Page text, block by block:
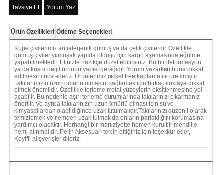
Tavsiye Et Yorum Yaz
Ürün Özellikleri Ödeme Seçenekleri
Küpe çivilerimiz antialerjenik gümüş ya da çelik çivilerdir. Özellikle
gümüş çiviler yumuşak yapıda olduğu için kargo aşamasında eğrilme
yapabilmektedir. Elinizle nazikçe düzeltebilirsiniz. Bu bir deformasyon
ya da kusur değil ürünün yapısı gereğidir. Yorum yazarken buna dikkat
edilmesini rica ederiz. Ürünlerimiz nickel free kaplama ile üretilmiştir.
Takılarımızın uzun ömürlü olmasını sağlamak için birkaç noktaya dikkat
etmek önemlidir. Özellikle terleme metal yüzeylerin oksitlenmesine yol
açabilir. Bu nedenle aşırı terleme durumlarında takılarınızı çıkarmanız
önerilir. Ve ayrıca takılarınızın uzun ömürlü olması için su ve
kimyasallardan olabildiğince uzak tutulmalıdır.Takılarınızı düzenli olarak
temizlemek ve nemden uzak tutmak da onların parlaklığını korumasına
yardımcı olacaktır. Herhangi bir maruziyette hemen kuru bir mendille
nemi alınmalıdır. Pelin Aksesuarı tercih ettiğiniz için teşekkür eder,
Keyifli alışverişler dileriz.